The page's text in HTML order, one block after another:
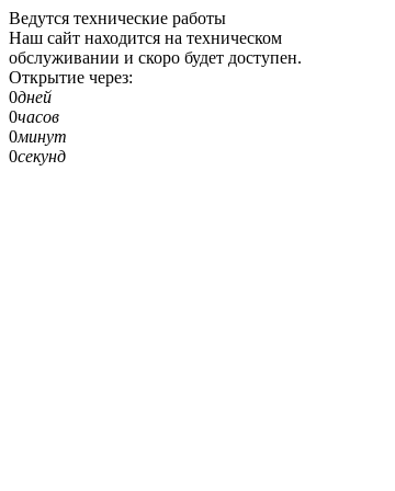
Ведутся технические работы
Наш сайт находится на техническом
обслуживании и скоро будет доступен.
Открытие через:
0дней
0часов
0минут
0секунд